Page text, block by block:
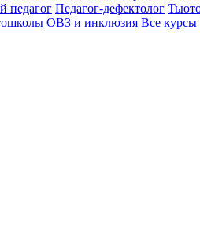
педагог Педагог-дефектолог
ОВЗ и инклюзия Все курсы